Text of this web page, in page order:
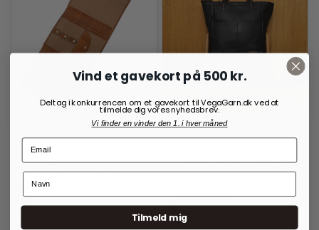
OPBEVARINGSLØSNINGER
TIL RUNDPINDE
699,00
På lager
Project 37 Black Projekttaske
1.199,00kr.
På lager
Vind et gavekort på 500 kr.
Deltag i konkurrencen om et gavekort til VegaGarn.dk ved at
tilmelde dig vores nyhedsbrev.
Vi finder en vinder den 1. i hver måned
Tilmeld mig